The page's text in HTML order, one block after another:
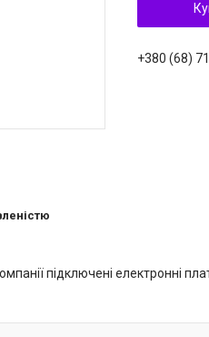
+380 (68)
підключені електронні